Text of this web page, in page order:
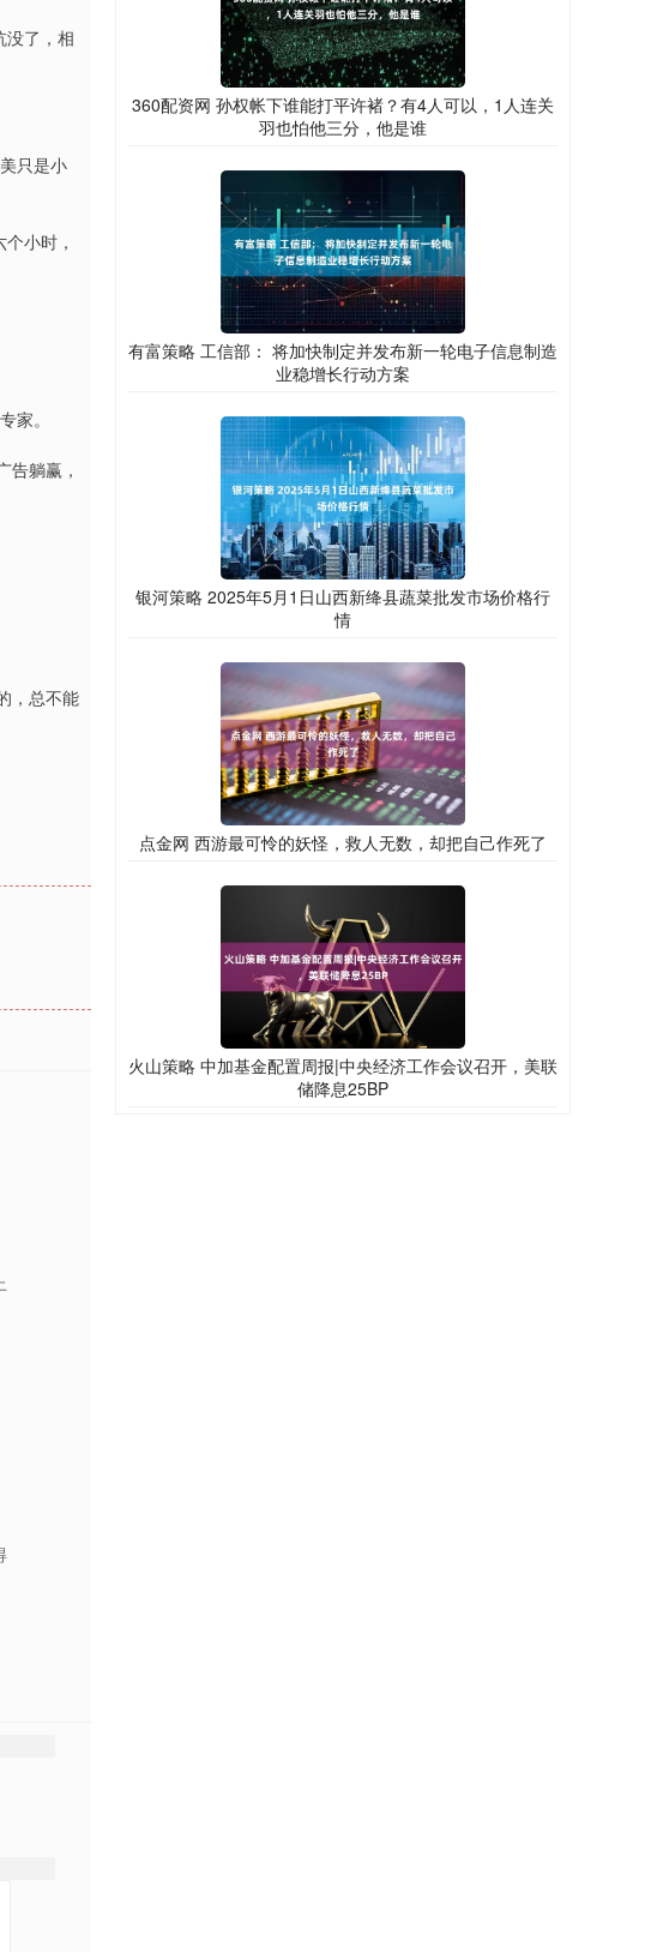
没了，相
只是小
小时，
家。
告躺赢，
，总不能
360配资网 孙权帐下谁能打平许褚？有4人可以，1人连关
羽也怕他三分，他是谁
有富策略 工信部： 将加快制定并发布新一轮电子信息制造
业稳增长行动方案
银河策略 2025年5月1日山西新绛县蔬菜批发市场价格行
情
点金网 西游最可怜的妖怪，救人无数，却把自己作死了
火山策略 中加基金配置周报|中央经济工作会议召开，美联
储降息25BP